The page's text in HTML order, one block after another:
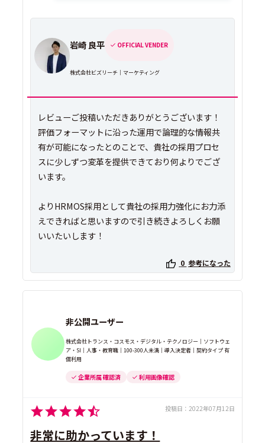
岩崎 良平 OFFICIAL VENDER
株式会社ビズリーチ｜マーケティング
レビューご投稿いただきありがとうございます！
評価フォーマットに沿った運用で論理的な情報共
有が可能になったとのことで、貴社の採用プロセ
スに少しずつ変革を提供できており何よりでござ
います。
よりHRMOS採用として貴社の採用力強化にお力添
えできればと思いますので引き続きよろしくお願
いいたいします！
0 参考になった
非公開ユーザー
株式会社トランス・コスモス・デジタル・テクノロジー｜ソフトウェ
ア・SI｜人事・教育職｜100-300人未満｜導入決定者｜契約タイプ 有
償利用
企業所属 確認済 利用画像確認
投稿日： 2022年07月12日
非常に助かっています！